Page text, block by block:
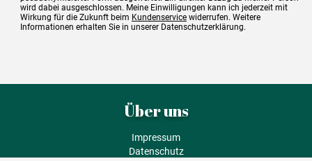
wird dabei ausgeschlossen. Meine Einwilligungen kann ich jederzeit mit
Wirkung für die Zukunft beim Kundenservice widerrufen. Weitere
Informationen erhalten Sie in unserer Datenschutzerklärung.
Über uns
Impressum
Datenschutz